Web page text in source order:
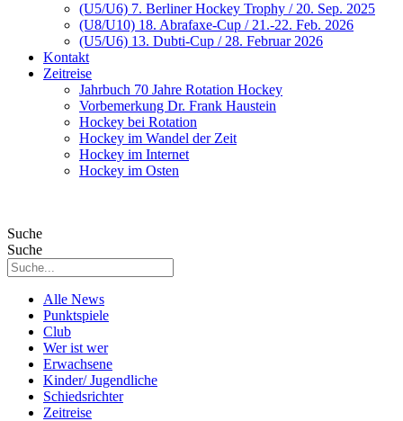
(U5/U6) 7. Berliner Hockey Trophy / 20. Sep. 2025
(U8/U10) 18. Abrafaxe-Cup / 21.-22. Feb. 2026
(U5/U6) 13. Dubti-Cup / 28. Februar 2026
Kontakt
Zeitreise
Jahrbuch 70 Jahre Rotation Hockey
Vorbemerkung Dr. Frank Haustein
Hockey bei Rotation
Hockey im Wandel der Zeit
Hockey im Internet
Hockey im Osten
Suche
Suche
Alle News
Punktspiele
Club
Wer ist wer
Erwachsene
Kinder/ Jugendliche
Schiedsrichter
Zeitreise